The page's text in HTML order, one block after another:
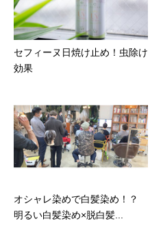
セフィーヌ日焼け止め！虫除け
効果
オシャレ染めで白髪染め！？
明るい白髪染め×脱白髪...